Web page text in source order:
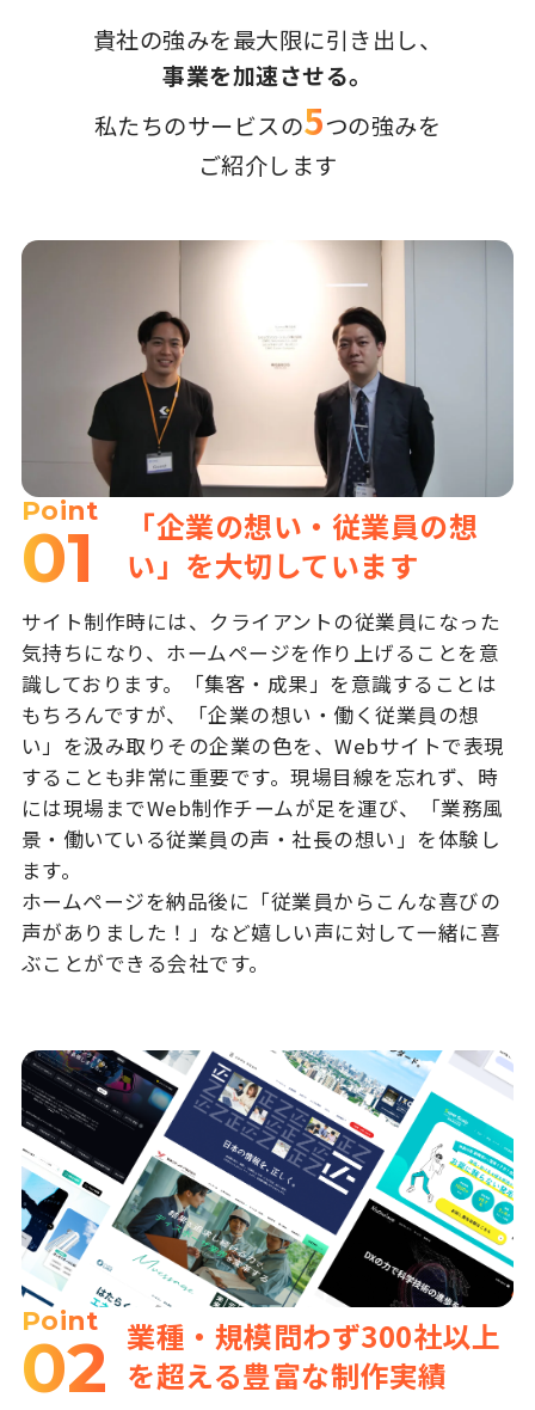
貴社の強みを最大限に引き出し、
事業を加速させる。
私たちのサービスの5つの強みを
ご紹介します
Point
01
「企業の想い・従業員の想
い」を大切しています
サイト制作時には、クライアントの従業員になった
気持ちになり、ホームページを作り上げることを意
識しております。「集客・成果」を意識することは
もちろんですが、「企業の想い・働く従業員の想
い」を汲み取りその企業の色を、Webサイトで表現
することも非常に重要です。現場目線を忘れず、時
には現場までWeb制作チームが足を運び、「業務風
景・働いている従業員の声・社長の想い」を体験し
ます。
ホームページを納品後に「従業員からこんな喜びの
声がありました！」など嬉しい声に対して一緒に喜
ぶことができる会社です。
Point
02 業種・規模問わず300社以上
を超える豊富な制作実績